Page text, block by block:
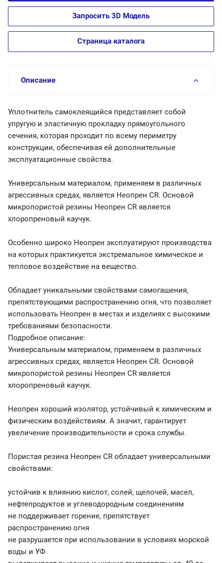
Запросить 3D Модель
Страница каталога
Описание
Уплотнитель самоклеящийся представляет собой
упругую и эластичную прокладку прямоугольного
сечения, которая проходит по всему периметру
конструкции, обеспечивая ей дополнительные
эксплуатационные свойства.
Универсальным материалом, применяем в различных
агрессивных средах, является Неопрен CR. Основой
микропористой резины Неопрен CR является
хлоропреновый каучук.
Особенно широко Неопрен эксплуатируют производства
на которых практикуется экстремальное химическое и
тепловое воздействие на вещество.
Обладает уникальными свойствами самогашения,
препятствующими распространению огня, что позволяет
использовать Неопрен в местах и изделиях с высокими
требованиями безопасности.
Подробное описание:
Универсальным материалом, применяем в различных
агрессивных средах, является Неопрен CR. Основой
микропористой резины Неопрен CR является
хлоропреновый каучук.
Неопрен хороший изолятор, устойчивый к химическим и
физическим воздействиям. А значит, гарантирует
увеличение производительности и срока службы.
Пористая резина Неопрен CR обладает универсальными
свойствами:
устойчив к влиянию кислот, солей, щелочей, масел,
нефтепродуктов и углеводородным соединениям
не поддерживает горение, препятствует
распространению огня
не разрушается при использовании в условиях морской
воды и УФ